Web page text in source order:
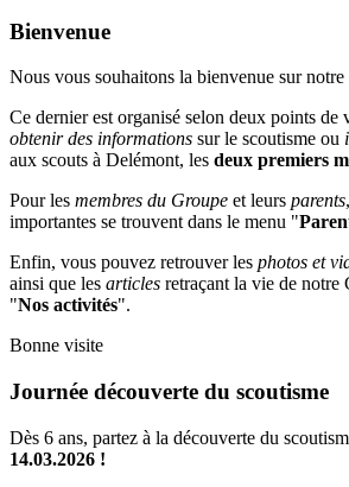
Bienvenue
Nous vous souhaitons la bienvenue sur notre
Ce dernier est organisé selon deux points de
obtenir des informations sur le scoutisme ou
aux scouts à Delémont, les deux premiers
Pour les membres du Groupe et leurs parents
importantes se trouvent dans le menu "
Enfin, vous pouvez retrouver les photos et
ainsi que les articles retraçant la vie de notre
"Nos activités".
Bonne visite
Journée découverte du scoutisme
Dès 6 ans, partez à la découverte du
14.03.2026 !